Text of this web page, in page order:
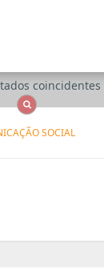
coincidentes
SOCIAL